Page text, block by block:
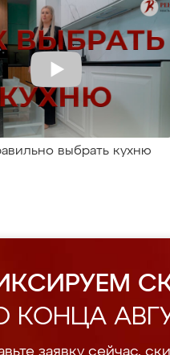
выбрать кухню
КОНЦА
заявку сейчас,